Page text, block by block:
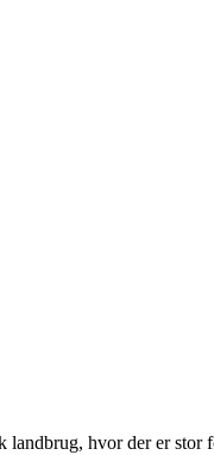
hvor der er stor